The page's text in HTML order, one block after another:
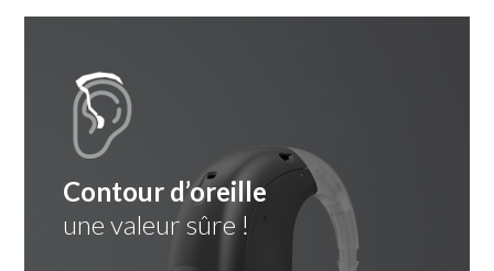
Contour d’oreille
une valeur sûre !